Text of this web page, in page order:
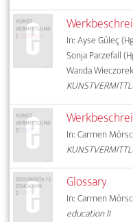
In: Ayse Güleç
Sonja Parzefall
Wanda
In: Carmen
Glossary
In: Carmen
education II